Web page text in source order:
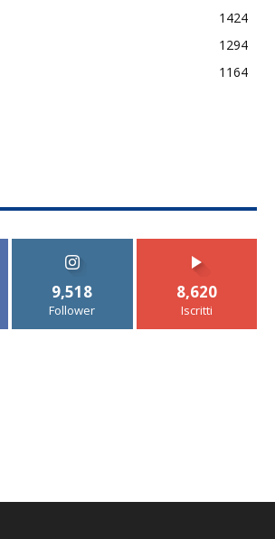
1424
1294
1164
9,518
Follower
8,620
Iscritti